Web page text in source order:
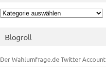
Kategorien
Blogroll
Der Wahlumfrage.de Twitter Account